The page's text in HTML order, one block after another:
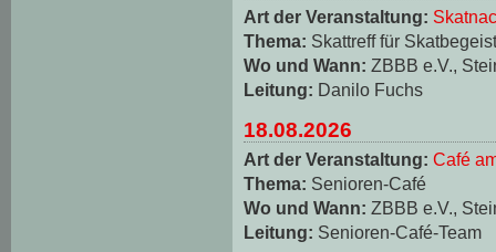
Art der Veranstaltung:
Thema: Skattreff für
Wo und Wann: ZBBB e.V.,
Leitung: Danilo Fuchs
18.08.2026
Art der Veranstaltung: Café
Thema: Senioren-Café
Wo und Wann: ZBBB e.V.,
Leitung: Senioren-Café-Team